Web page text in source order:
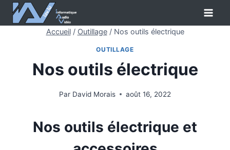
Aller
Accueil / Outillage / Nos outils électrique
OUTILLAGE
Nos outils électrique
Par David Morais août 16, 2022
Nos outils électrique et